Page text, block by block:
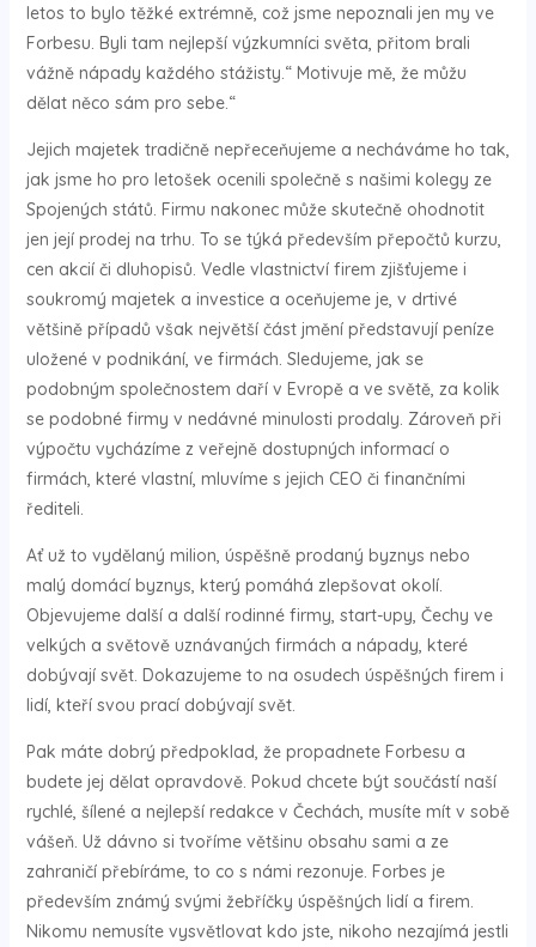
letos to bylo těžké extrémně, což jsme nepoznali jen my ve
Forbesu. Byli tam nejlepší výzkumníci světa, přitom brali
vážně nápady každého stážisty.“ Motivuje mě, že můžu
dělat něco sám pro sebe.“
Jejich majetek tradičně nepřeceňujeme a necháváme ho tak,
jak jsme ho pro letošek ocenili společně s našimi kolegy ze
Spojených států. Firmu nakonec může skutečně ohodnotit
jen její prodej na trhu. To se týká především přepočtů kurzu,
cen akcií či dluhopisů. Vedle vlastnictví firem zjišťujeme i
soukromý majetek a investice a oceňujeme je, v drtivé
většině případů však největší část jmění představují peníze
uložené v podnikání, ve firmách. Sledujeme, jak se
podobným společnostem daří v Evropě a ve světě, za kolik
se podobné firmy v nedávné minulosti prodaly. Zároveň při
výpočtu vycházíme z veřejně dostupných informací o
firmách, které vlastní, mluvíme s jejich CEO či finančními
řediteli.
Ať už to vydělaný milion, úspěšně prodaný byznys nebo
malý domácí byznys, který pomáhá zlepšovat okolí.
Objevujeme další a další rodinné firmy, start-upy, Čechy ve
velkých a světově uznávaných firmách a nápady, které
dobývají svět. Dokazujeme to na osudech úspěšných firem i
lidí, kteří svou prací dobývají svět.
Pak máte dobrý předpoklad, že propadnete Forbesu a
budete jej dělat opravdově. Pokud chcete být součástí naší
rychlé, šílené a nejlepší redakce v Čechách, musíte mít v sobě
vášeň. Už dávno si tvoříme většinu obsahu sami a ze
zahraničí přebíráme, to co s námi rezonuje. Forbes je
především známý svými žebříčky úspěšných lidí a firem.
Nikomu nemusíte vysvětlovat kdo jste, nikoho nezajímá jestli